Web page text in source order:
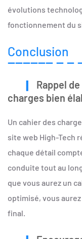
évolutions
fonctionnement du
Conclusion
Rappel
charges bien
Un cahier des
site web High-Tech
chaque détail
conduite tout au
que vous aurez un
optimisé, vous
final.